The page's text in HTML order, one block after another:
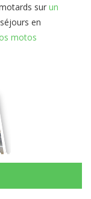
sur un
en
motos